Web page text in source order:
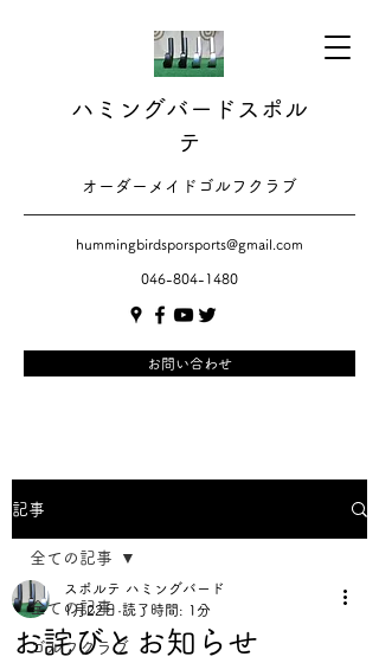
ハミングバードスポル
テ
​​オーダーメイドゴルフクラブ
hummingbirdsporsports@gmail.com
046-804-1480
お問い合わせ
記事
全ての記事
ゴルフクラブ
全ての記事
お詫びとお知らせ
スポルテ ハミングバード
1月22日 読了時間: 1分